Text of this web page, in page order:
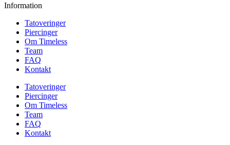
Information
Tatoveringer
Piercinger
Om Timeless
Team
FAQ
Kontakt
Tatoveringer
Piercinger
Om Timeless
Team
FAQ
Kontakt